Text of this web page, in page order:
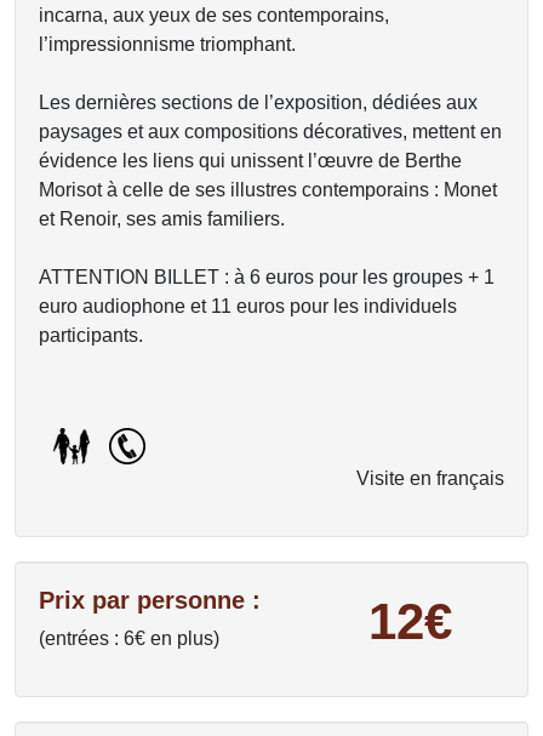
incarna, aux yeux de ses contemporains,
l’impressionnisme triomphant.
Les dernières sections de l’exposition, dédiées aux
paysages et aux compositions décoratives, mettent en
évidence les liens qui unissent l’œuvre de Berthe
Morisot à celle de ses illustres contemporains : Monet
et Renoir, ses amis familiers.
ATTENTION BILLET : à 6 euros pour les groupes + 1
euro audiophone et 11 euros pour les individuels
participants.
Visite en français
Prix par personne :
(entrées : 6€ en plus) 12€